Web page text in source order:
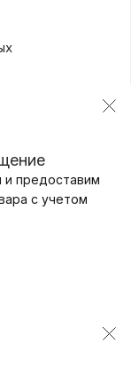
предоставим
с учетом